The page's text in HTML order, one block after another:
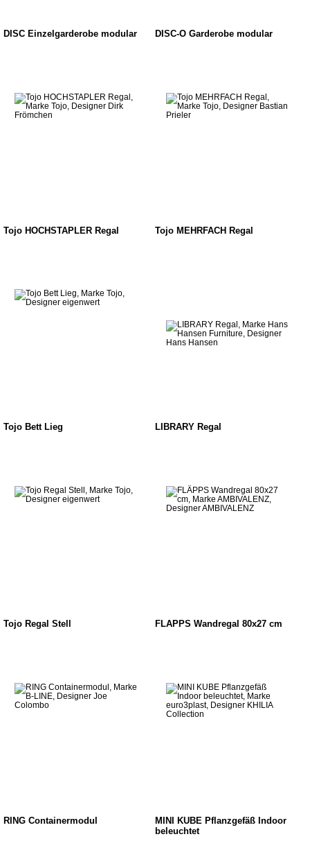
DISC Einzelgarderobe modular DISC-O Garderobe modular
Tojo HOCHSTAPLER Regal Tojo MEHRFACH Regal
Tojo Bett Lieg LIBRARY Regal
Tojo Regal Stell FLÄPPS Wandregal 80x27 cm
RING Containermodul
MINI KUBE Pflanzgefäß Indoor
beleuchtet